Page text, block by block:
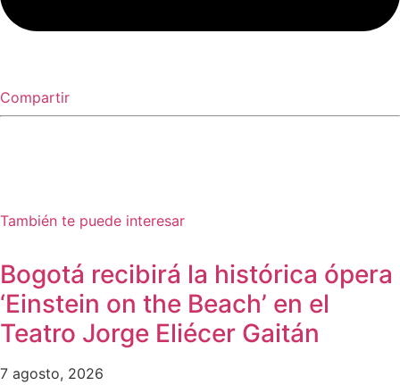
Compartir
También te puede interesar
Bogotá recibirá la histórica ópera
‘Einstein on the Beach’ en el
Teatro Jorge Eliécer Gaitán
7 agosto, 2026